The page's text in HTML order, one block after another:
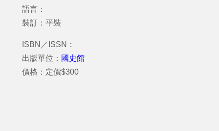
語言：
裝訂：平裝
ISBN／ISSN：
出版單位： 國史館
價格：定價$300